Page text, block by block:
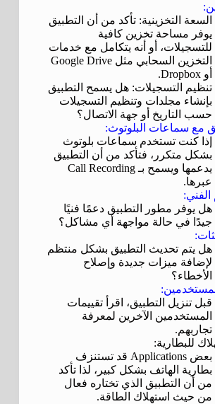
السعة التخزينية: تأكد من أن التطبيق
يوفر مساحة تخزين كافية
للتسجيلات، أو أنه يتكامل مع خدمات
التخزين السحابي مثل Google Drive
أو Dropbox.
تنظيم التسجيلات: هل يسمح التطبيق
بإنشاء مجلدات وتنظيم التسجيلات
حسب التاريخ أو جهة الاتصال؟
مع سماعات البلوتوث:
إذا كنت تستخدم سماعات بلوتوث
بشكل متكرر، فتأكد من أن التطبيق
يدعمها ويسمح بـ Call Recording
عبرها.
الفني:
هل يوفر مطور التطبيق دعمًا فنيًا
جيدًا في حالة مواجهة أي مشاكل؟
هل يتم تحديث التطبيق بشكل منتظم
لإضافة ميزات جديدة وإصلاح
الأخطاء؟
قبل تنزيل التطبيق، اقرأ تقييمات
المستخدمين الآخرين لمعرفة
تجاربهم.
للبطارية:
بعض Applications قد تستنزف
بطارية الهاتف بشكل كبير، لذا تأكد
من أن التطبيق الذي تختاره فعال
من حيث استهلاك الطاقة.